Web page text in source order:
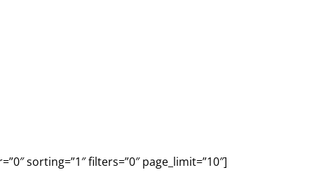
sorting=”1″ filters=”0″ page_limit=”10″]